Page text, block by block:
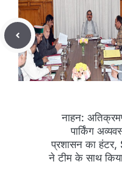
नाहन:
पार्किंग
प्रशासन का हंटर,
ने टीम के साथ